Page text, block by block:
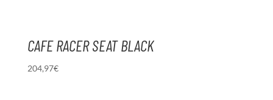
CAFE RACER SEAT BLACK
204,97€